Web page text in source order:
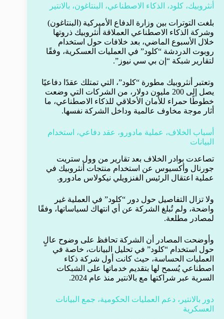
أنثروبيك، كلود، الذكاء الاصطناعي، البنتاغون، بالانتير
بلغت التوترات بين وزارة الدفاع الأميركية (البنتاغون)
وشركة الذكاء الاصطناعي العملاقة أنثروبيك ذروتها
خلال الأسبوع الماضي، بعد خلافات حول استخدام
روبوت الدردشة “كلود” في العمليات العسكرية، وفقًا
لتقارير شبكة “إن بي سي نيوز”.
وتعتبر أنثروبيك مطورة “كلود”، التي تمتلك عقدًا دفاعيًا
يصل إلى 200 مليون دولار، من الشركات التي وضعت
خطوطًا حمراء للأمان الأخلاقي للذكاء الاصطناعي، ما
أثار موجة مخاوف عالمية وداخل الشركة نفسها.
أسباب الخلاف، عملية مادورو، عقد دفاعي، استخدام
البيانات
تصاعدت بوادر الخلاف بعد تقارير من وول ستريت
جورنال وأكسيوس عن استخدام منتجات أنثروبيك في
عملية اعتقال الرئيس الفنزويلي نيكولاس مادورو.
ولا تزال التفاصيل حول دور “كلود” في العملية غير
واضحة، ولم تُبلغ الشركة عن أي انتهاك لسياساتها، وفقًا
لمصادر مطلعة.
وأوضحت المصادر أن الشركة تحافظ على وضوح عالٍ
حول استخدام “كلود” في تحليل البيانات، خاصة في
العمليات الحساسة، حيث كانت أول شركة ذكاء
اصطناعي يُسمح لها بتقديم خدماتها على الشبكات
السرية عبر شراكتها مع بالانتير منذ عام 2024.
دور بالانتير، دعم العمليات الحكومية، جمع البيانات
العسكرية